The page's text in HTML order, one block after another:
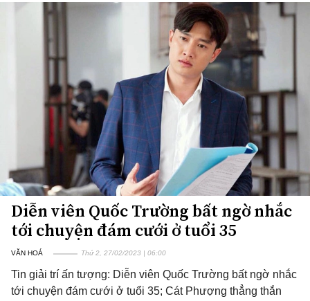
Diễn viên Quốc Trường bất ngờ nhắc
tới chuyện đám cưới ở tuổi 35
VĂN HOÁ Thứ 2, 27/02/2023 | 06:00
Tin giải trí ấn tượng: Diễn viên Quốc Trường bất ngờ nhắc
tới chuyện đám cưới ở tuổi 35; Cát Phượng thẳng thắn